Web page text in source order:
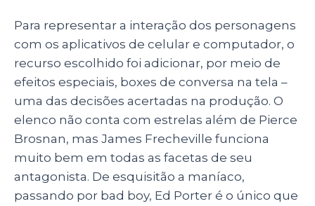
Para representar a interação dos personagens
com os aplicativos de celular e computador, o
recurso escolhido foi adicionar, por meio de
efeitos especiais, boxes de conversa na tela –
uma das decisões acertadas na produção. O
elenco não conta com estrelas além de Pierce
Brosnan, mas James Frecheville funciona
muito bem em todas as facetas de seu
antagonista. De esquisitão a maníaco,
passando por bad boy, Ed Porter é o único que